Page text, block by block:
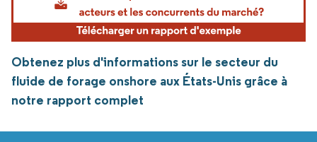
Obtenez plus d'informations sur le secteur du
fluide de forage onshore aux États-Unis grâce à
notre rapport complet